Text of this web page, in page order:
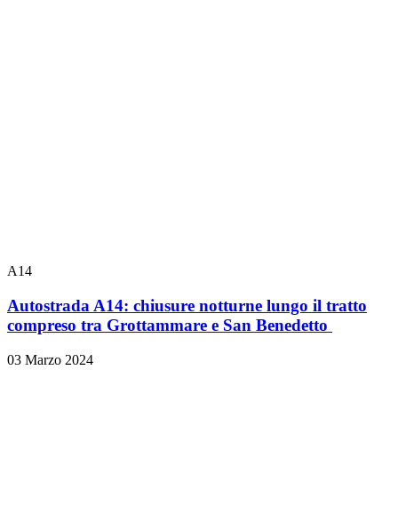
A14
Autostrada A14: chiusure notturne lungo il tratto
compreso tra Grottammare e San Benedetto
03 Marzo 2024